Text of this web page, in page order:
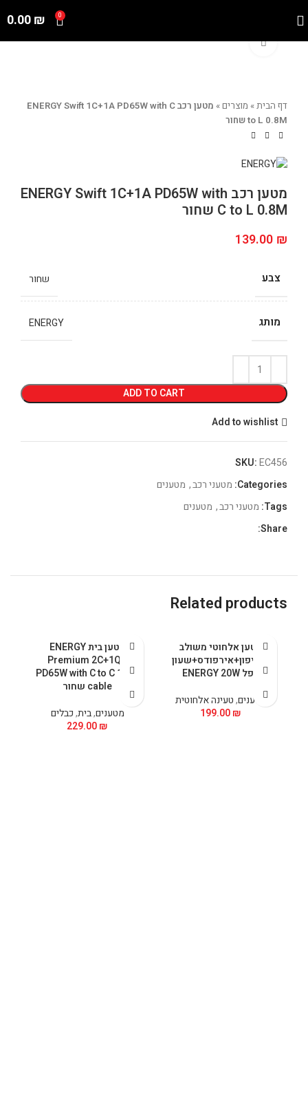
0
0.00₪
Click to enlarge
דף הבית» מוצרים»
מטען רכב ENERGY Swift 1C+1A PD65W with C
to L 0.8M שחור
מטען רכב ENERGY Swift 1C+1A PD65W with
C to L 0.8M שחור
139.00 ₪
צבע שחור
מותג ENERGY
ADD TO CART
Add to wishlist
SKU:EC456
Categories: מטעני רכב, מטענים
Tags: מטעני רכב, מטענים
Share:
Related products
מטען אלחוטי משולב
לאייפון+אירפודס+שעון
אפל ENERGY 20W
מטענים,טעינה אלחוטית
199.00₪
מטען בית ENERGY
Premium 2C+1QC
PD65W with C to C 1.5M
cable שחור
מטענים,בית,כבלים
229.00₪